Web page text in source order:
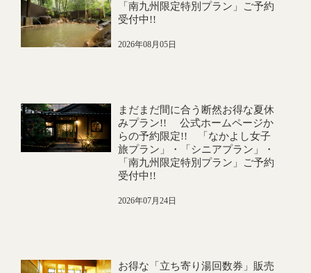
「南九州限定特別プラン」ご予約
受付中!!
2026年08月05日
まだまだ間に合う断然お得な夏休
みプラン!! 公式ホームページか
らの予約限定!! 「なかよし女子
旅プラン」・「シニアプラン」・
「南九州限定特別プラン」ご予約
受付中!!
2026年07月24日
お得な「立ち寄り湯回数券」販売